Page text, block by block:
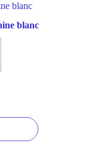
blanc